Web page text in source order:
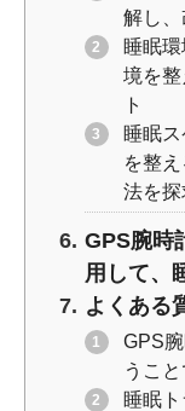
解し
睡眠
境を
ト
睡眠
を整
法を探
GPS腕時
用して、
よくある
GPS
うこ
睡眠